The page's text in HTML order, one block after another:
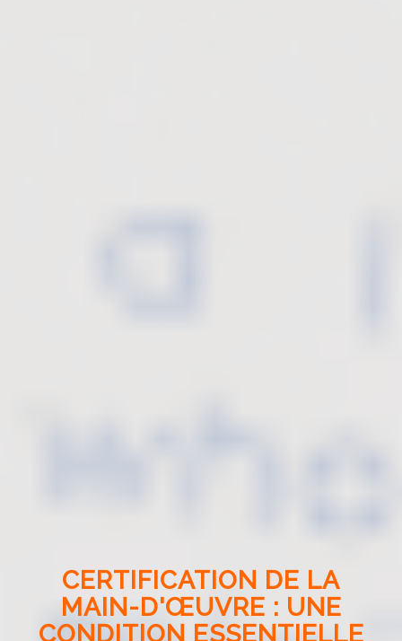
CERTIFICATION DE LA
MAIN-D'ŒUVRE : UNE
CONDITION ESSENTIELLE